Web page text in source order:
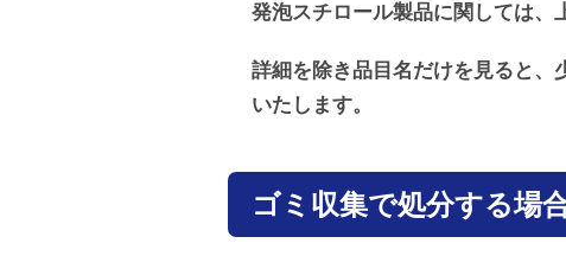
発泡スチロール製品に関しては、
詳細を除き品目名だけを見ると、
いたします。
ゴミ収集で処分する場